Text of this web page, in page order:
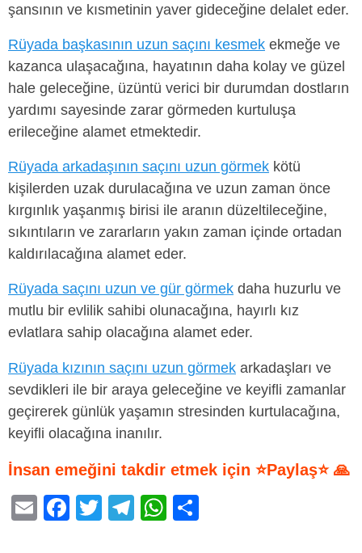
şansının ve kısmetinin yaver gideceğine delalet eder.
Rüyada başkasının uzun saçını kesmek ekmeğe ve
kazanca ulaşacağına, hayatının daha kolay ve güzel
hale geleceğine, üzüntü verici bir durumdan dostların
yardımı sayesinde zarar görmeden kurtuluşa
erileceğine alamet etmektedir.
Rüyada arkadaşının saçını uzun görmek kötü
kişilerden uzak durulacağına ve uzun zaman önce
kırgınlık yaşanmış birisi ile aranın düzeltileceğine,
sıkıntıların ve zararların yakın zaman içinde ortadan
kaldırılacağına alamet eder.
Rüyada saçını uzun ve gür görmek daha huzurlu ve
mutlu bir evlilik sahibi olunacağına, hayırlı kız
evlatlara sahip olacağına alamet eder.
Rüyada kızının saçını uzun görmek arkadaşları ve
sevdikleri ile bir araya geleceğine ve keyifli zamanlar
geçirerek günlük yaşamın stresinden kurtulacağına,
keyifli olacağına inanılır.
İnsan emeğini takdir etmek için ⭐Paylaş⭐ 🙏
E
F
T
T
W